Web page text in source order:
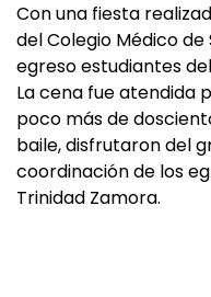
Con una fiesta
del Colegio Médico
egreso estudiantes
La cena fue atendida
poco más de
baile, disfrutaron del
coordinación de los
Trinidad Zamora.